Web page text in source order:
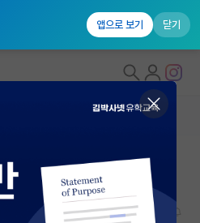
앱으로 보기 닫기